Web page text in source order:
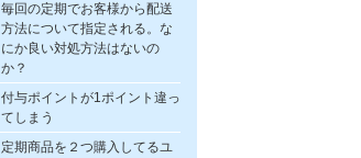
毎回の定期でお客様から配送
方法について指定される。な
にか良い対処方法はないの
か？
付与ポイントが1ポイント違っ
てしまう
定期商品を２つ購入してるユ